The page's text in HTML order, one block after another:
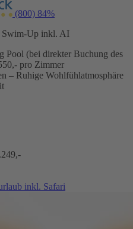
(800) 84%
Swim-Up inkl. AI
Pool (bei direkter Buchung des
pro Zimmer
– Ruhige Wohlfühlatmosphäre
inkl. Safari